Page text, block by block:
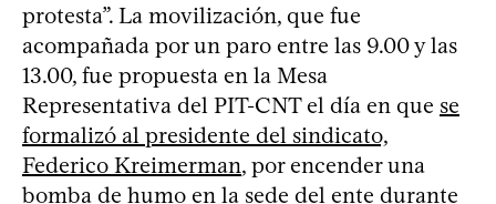
protesta”. La movilización, que fue
acompañada por un paro entre las 9.00 y las
13.00, fue propuesta en la Mesa
Representativa del PIT-CNT el día en que se
formalizó al presidente del sindicato,
Federico Kreimerman, por encender una
bomba de humo en la sede del ente durante